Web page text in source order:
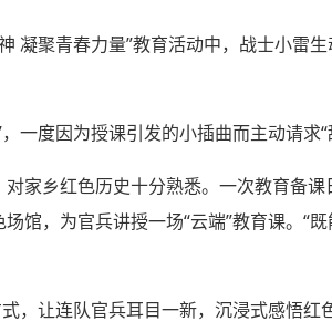
凝聚青春力量”教育活动中，战士小雷生
一度因为授课引发的小插曲而主动请求“
家乡红色历史十分熟悉。一次教育备
馆，为官兵讲授一场“云端”教育课。“
，让连队官兵耳目一新，沉浸式感悟红